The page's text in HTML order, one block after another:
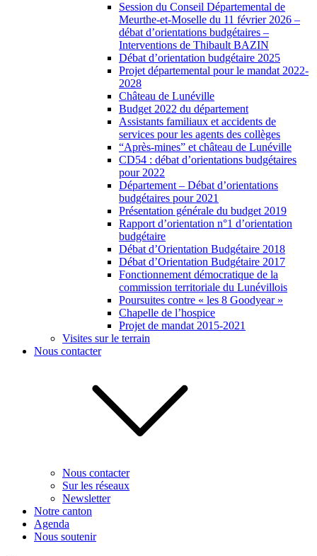
Session du Conseil Départemental de
Meurthe-et-Moselle du 11 février 2026 –
débat d’orientations budgétaires –
Interventions de Thibault BAZIN
Débat d’orientation budgétaire 2025
Projet départemental pour le mandat 2022-
2028
Château de Lunéville
Budget 2022 du département
Assistants familiaux et accidents de
services pour les agents des collèges
“Après-mines” et château de Lunéville
CD54 : débat d’orientations budgétaires
pour 2022
Département – Débat d’orientations
budgétaires pour 2021
Présentation générale du budget 2019
Rapport d’orientation n°1 d’orientation
budgétaire
Débat d’Orientation Budgétaire 2018
Débat d’Orientation Budgétaire 2017
Fonctionnement démocratique de la
commission territoriale du Lunévillois
Poursuites contre « les 8 Goodyear »
Chapelle de l’hospice
Projet de mandat 2015-2021
Visites sur le terrain
Nous contacter
Nous contacter
Sur les réseaux
Newsletter
Notre canton
Agenda
Nous soutenir